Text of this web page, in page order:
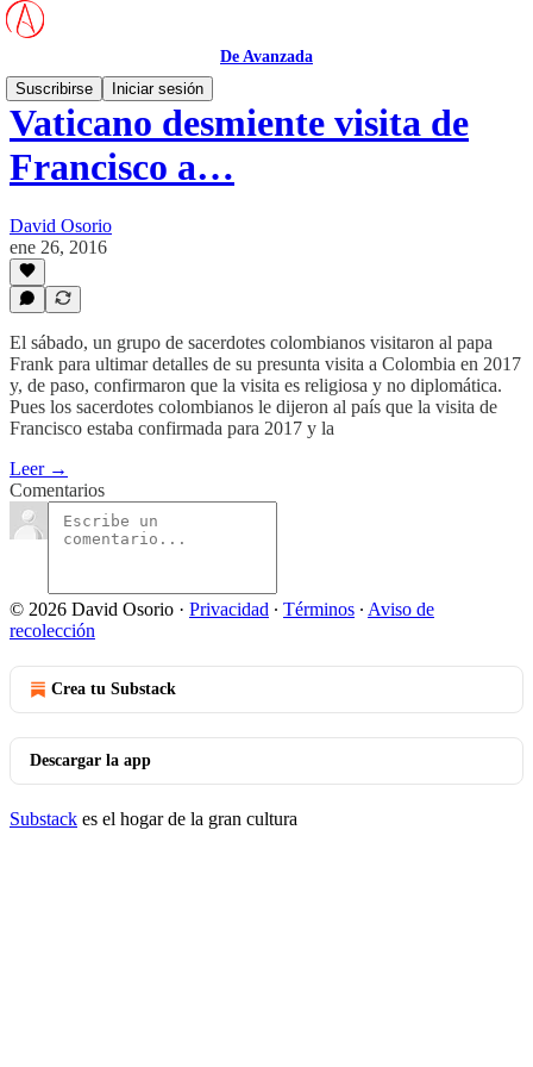
De Avanzada
Suscribirse
Iniciar sesión
Vaticano desmiente visita de
Francisco a…
David Osorio
ene 26, 2016
El sábado, un grupo de sacerdotes colombianos visitaron al papa
Frank para ultimar detalles de su presunta visita a Colombia en 2017
y, de paso, confirmaron que la visita es religiosa y no diplomática.
Pues los sacerdotes colombianos le dijeron al país que la visita de
Francisco estaba confirmada para 2017 y la
Leer →
Comentarios
© 2026 David Osorio · Privacidad ∙ Términos ∙ Aviso de
recolección
Crea tu Substack
Descargar la app
Substack es el hogar de la gran cultura